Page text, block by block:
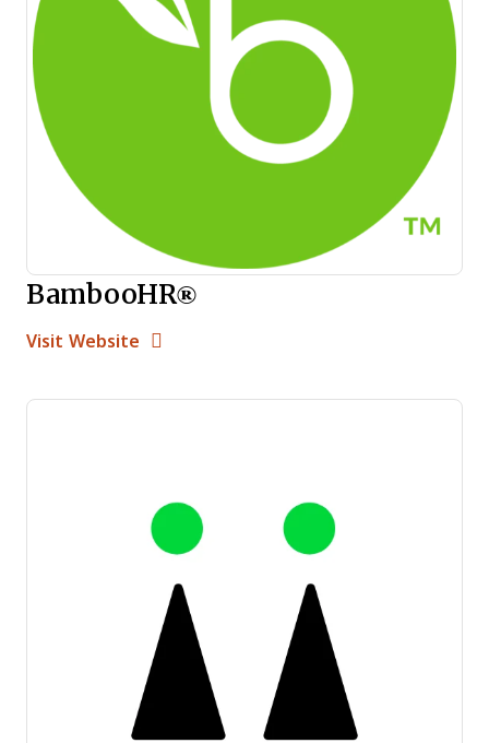
BambooHR®
Visit Website Opens New Window